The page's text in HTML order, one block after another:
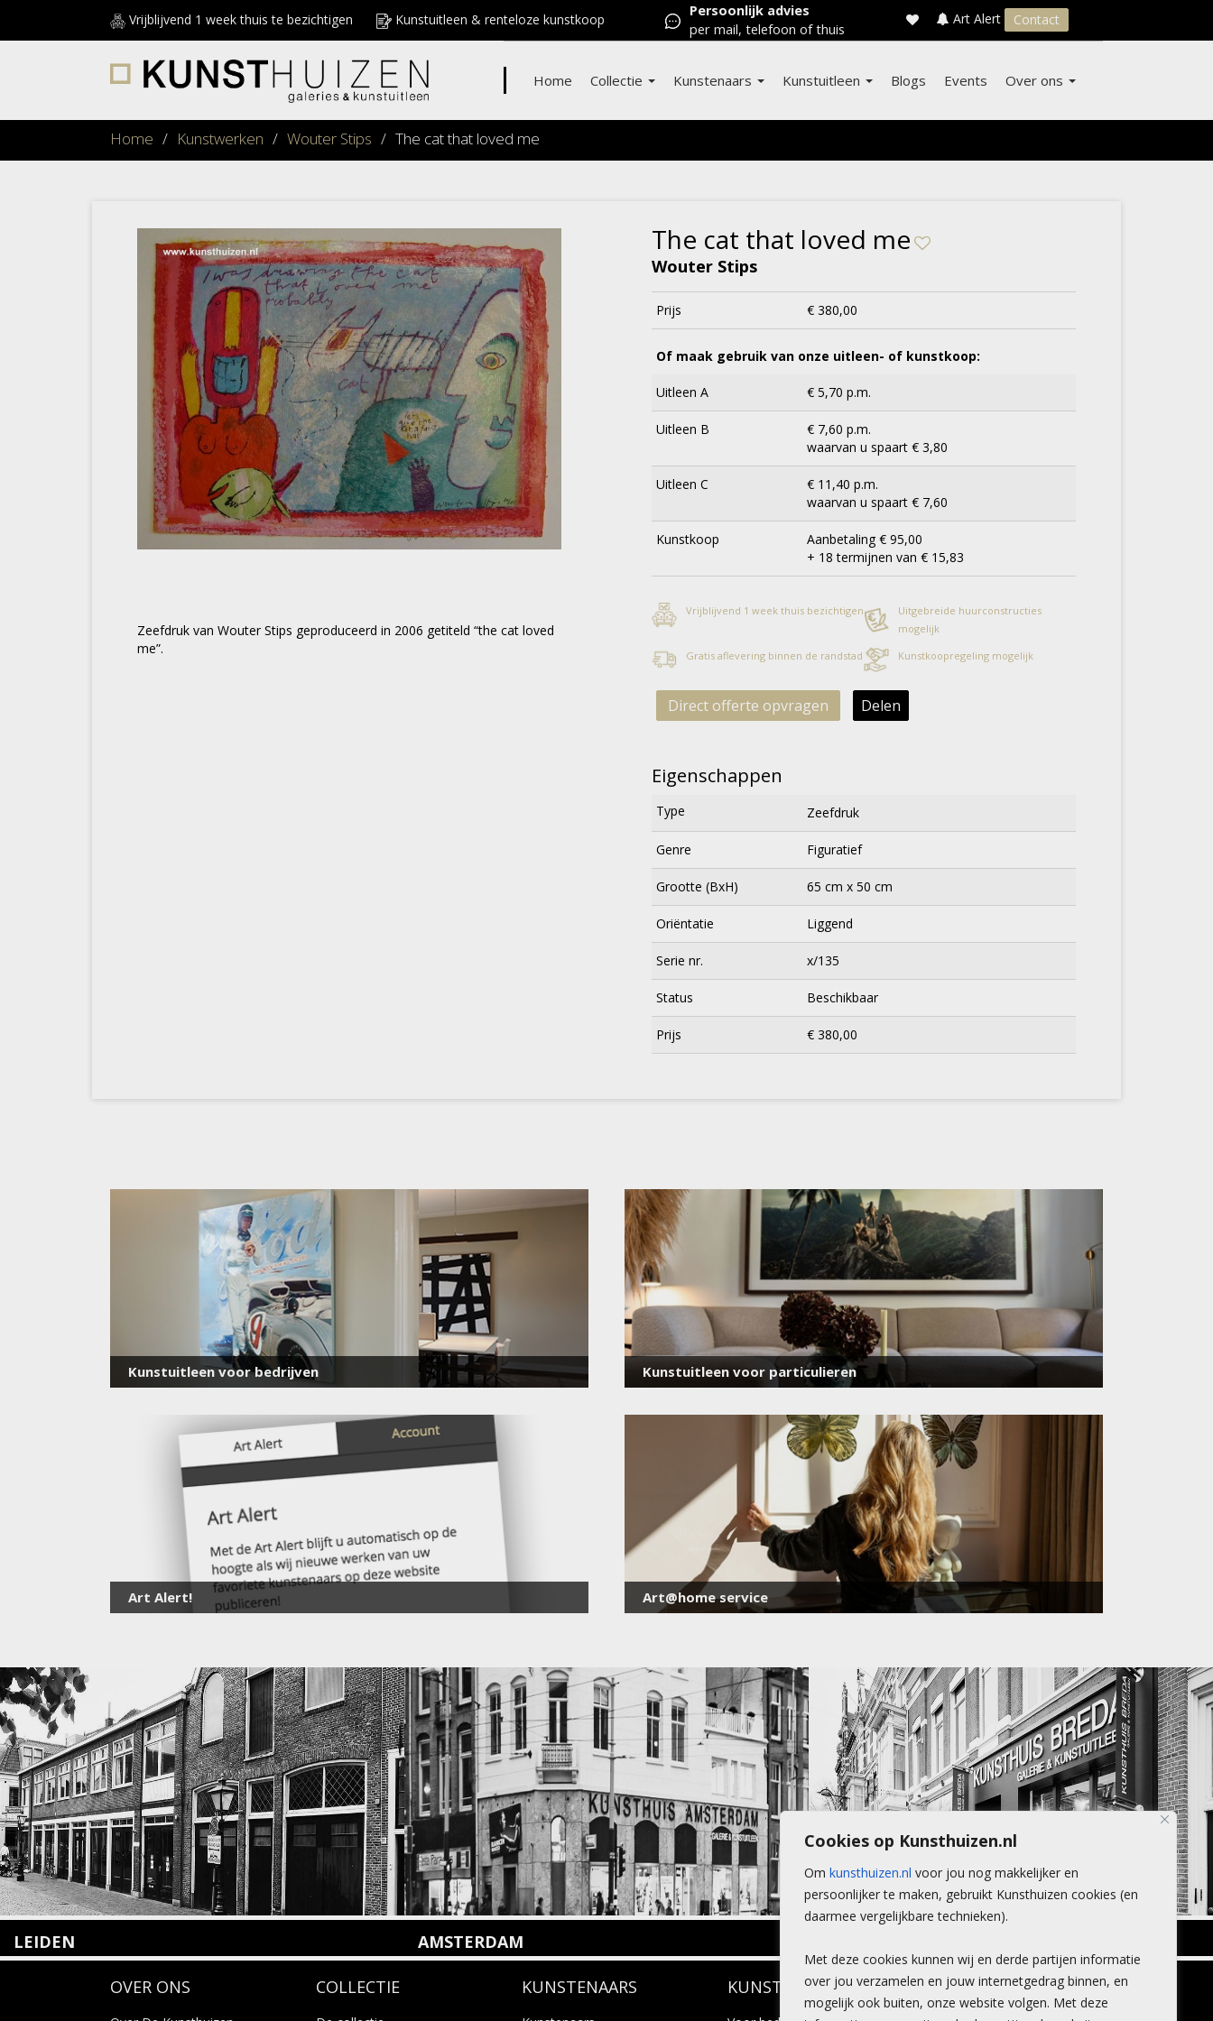
Cookies op Kunsthuizen.nl
Om kunsthuizen.nl voor jou nog makkelijker en
persoonlijker te maken, gebruikt Kunsthuizen cookies (en
daarmee vergelijkbare technieken).
Met deze cookies kunnen wij en derde partijen informatie
over jou verzamelen en jouw internetgedrag binnen, en
mogelijk ook buiten, onze website volgen. Met deze
Vrijblijvend 1 week thuis te bezichtigen Kunstuitleen & renteloze kunstkoop
Persoonlijk advies
per mail, telefoon of thuis
Art Alert Contact
Home Collectie Kunstenaars Kunstuitleen Blogs Events Over ons
Home / Kunstwerken / Wouter Stips / The cat that loved me
Zeefdruk van Wouter Stips geproduceerd in 2006 getiteld “the cat loved
me”.
The cat that loved me
Wouter Stips
Prijs € 380,00
Of maak gebruik van onze uitleen- of kunstkoop:
Uitleen A € 5,70 p.m.
Uitleen B
€ 7,60 p.m.
waarvan u spaart € 3,80
Uitleen C
€ 11,40 p.m.
waarvan u spaart € 7,60
Kunstkoop
Aanbetaling € 95,00
+ 18 termijnen van € 15,83
Vrijblijvend 1 week thuis bezichtigen
Uitgebreide huurconstructies
mogelijk
Gratis aflevering binnen de randstad
Kunstkoopregeling mogelijk
Direct offerte opvragen Delen
Eigenschappen
Type Zeefdruk
Genre Figuratief
Grootte (BxH) 65 cm x 50 cm
Oriëntatie Liggend
Serie nr. x/135
Status Beschikbaar
Prijs € 380,00
Kunstuitleen voor bedrijven Kunstuitleen voor particulieren
Art Alert! Art@home service
LEIDEN AMSTERDAM
1075 VX Amsterdam
Wilhelminastraat 11
4818 SB Breda
+31 (0)76 5221309
OVER ONS COLLECTIE KUNSTENAARS KUNSTUITLEEN CONTACT
Meld je aan
voor onze nieuwsbrief
E-
mailadres